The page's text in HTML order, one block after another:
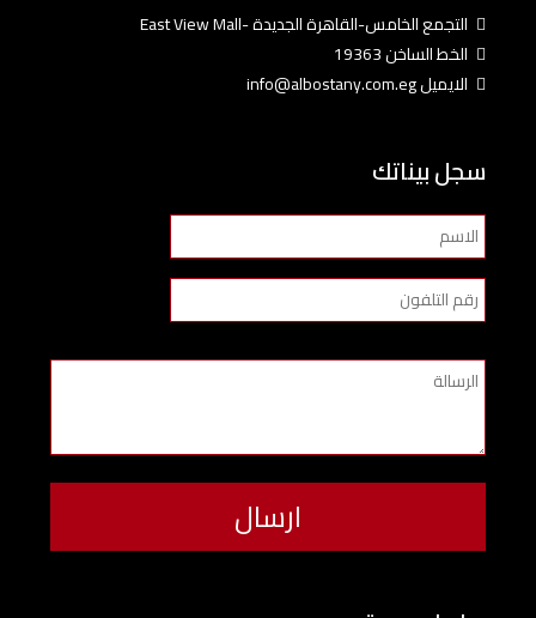
التجمع الخامس-القاهرة الجديدة -East View Mall
الخط الساخن 19363
الايميل info@albostany.com.eg
سجل بيناتك